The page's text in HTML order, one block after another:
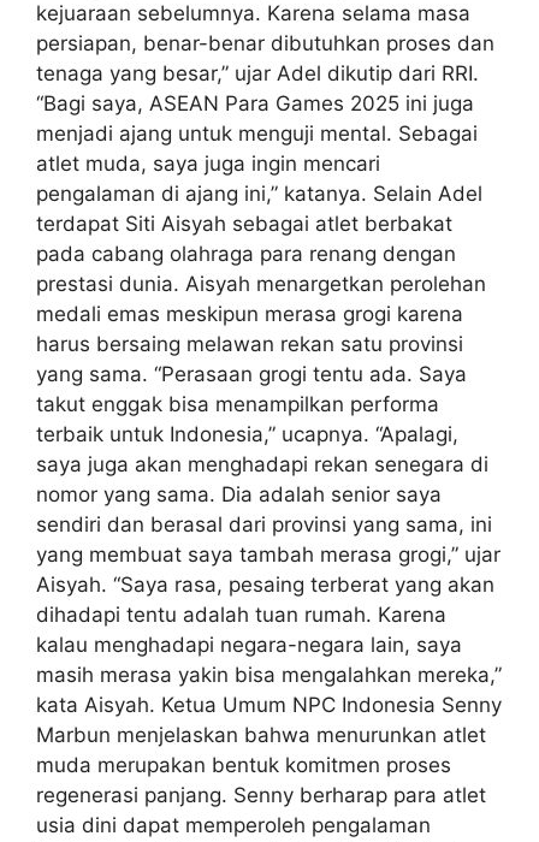
kejuaraan sebelumnya. Karena selama masa
persiapan, benar-benar dibutuhkan proses dan
tenaga yang besar,” ujar Adel dikutip dari RRI.
“Bagi saya, ASEAN Para Games 2025 ini juga
menjadi ajang untuk menguji mental. Sebagai
atlet muda, saya juga ingin mencari
pengalaman di ajang ini,” katanya. Selain Adel
terdapat Siti Aisyah sebagai atlet berbakat
pada cabang olahraga para renang dengan
prestasi dunia. Aisyah menargetkan perolehan
medali emas meskipun merasa grogi karena
harus bersaing melawan rekan satu provinsi
yang sama. “Perasaan grogi tentu ada. Saya
takut enggak bisa menampilkan performa
terbaik untuk Indonesia,” ucapnya. “Apalagi,
saya juga akan menghadapi rekan senegara di
nomor yang sama. Dia adalah senior saya
sendiri dan berasal dari provinsi yang sama, ini
yang membuat saya tambah merasa grogi,” ujar
Aisyah. “Saya rasa, pesaing terberat yang akan
dihadapi tentu adalah tuan rumah. Karena
kalau menghadapi negara-negara lain, saya
masih merasa yakin bisa mengalahkan mereka,”
kata Aisyah. Ketua Umum NPC Indonesia Senny
Marbun menjelaskan bahwa menurunkan atlet
muda merupakan bentuk komitmen proses
regenerasi panjang. Senny berharap para atlet
usia dini dapat memperoleh pengalaman